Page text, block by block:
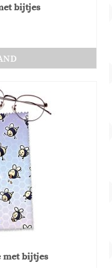
bijtjes
met bijtjes